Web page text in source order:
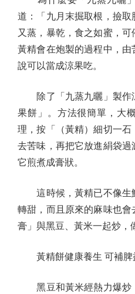
道：「九月末掘取根，撿
又蒸，暴乾，食之如蜜，
黃精會在炮製的過程中，
說可以當成涼果吃。
除了「九蒸九曬」製作
果餅」。方法很簡單，大
理，按「（黃精）細切一
去苦味，再把它放進絹袋
它煎煮成膏狀。
這時候，黃精已不像生
轉甜，而且原來的麻味也
膏」與黑豆、黃米一起炒，
黃精餅健康養生 可補脾
黑豆和黃米經熱力爆炒